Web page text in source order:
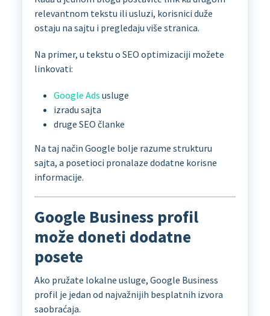
relevantnom tekstu ili usluzi, korisnici duže
ostaju na sajtu i pregledaju više stranica.
Na primer, u tekstu o SEO optimizaciji možete
linkovati:
Google Ads usluge
izradu sajta
druge SEO članke
Na taj način Google bolje razume strukturu
sajta, a posetioci pronalaze dodatne korisne
informacije.
Google Business profil
može doneti dodatne
posete
Ako pružate lokalne usluge, Google Business
profil je jedan od najvažnijih besplatnih izvora
saobraćaja.